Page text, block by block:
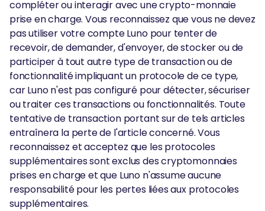
compléter ou interagir avec une crypto-monnaie
prise en charge. Vous reconnaissez que vous ne devez
pas utiliser votre compte Luno pour tenter de
recevoir, de demander, d'envoyer, de stocker ou de
participer à tout autre type de transaction ou de
fonctionnalité impliquant un protocole de ce type,
car Luno n'est pas configuré pour détecter, sécuriser
ou traiter ces transactions ou fonctionnalités. Toute
tentative de transaction portant sur de tels articles
entraînera la perte de l'article concerné. Vous
reconnaissez et acceptez que les protocoles
supplémentaires sont exclus des cryptomonnaies
prises en charge et que Luno n'assume aucune
responsabilité pour les pertes liées aux protocoles
supplémentaires.